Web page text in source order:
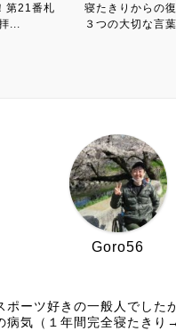
いてくれた
...
【13年越しの金
五輪女子ソフト
Goro56
ポーツ好きの一般人でした
病気（１年間完全寝たきり